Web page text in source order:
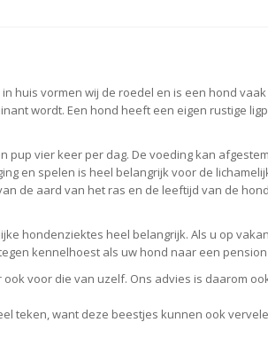
huis vormen wij de roedel en is een hond
wordt. Een hond heeft een eigen rustige
vier keer per dag. De voeding kan
en spelen is heel belangrijk voor de
de aard van het ras en de leeftijd van de
hondenziektes heel belangrijk. Als u op
kennelhoest als uw hond naar een
voor die van uzelf. Ons advies is daarom
teken, want deze beestjes kunnen ook